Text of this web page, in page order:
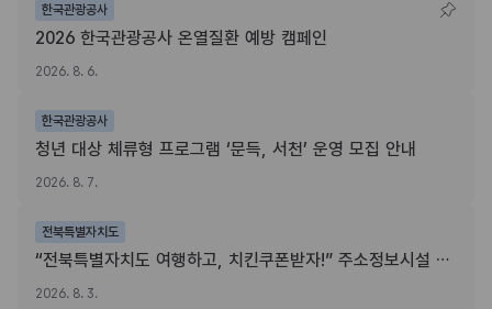
한국관광공사
2026 한국관광공사 온열질환 예방 캠페인
2026. 8. 6.
한국관광공사
청년 대상 체류형 프로그램 ‘문득, 서천’ 운영 모집 안내
2026. 8. 7.
전북특별자치도
“전북특별자치도 여행하고, 치킨쿠폰받자!” 주소정보시설 SNS 인증이벤트
2026. 8. 3.